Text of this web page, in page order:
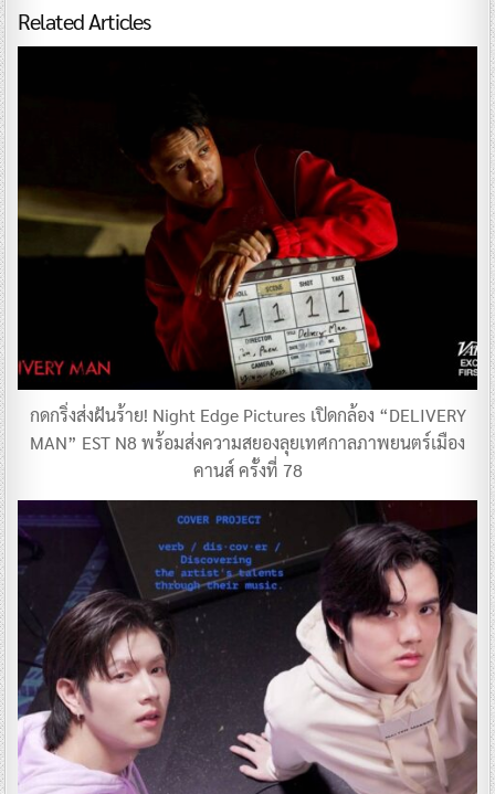
Related Articles
กดกริ่งส่งฝันร้าย! Night Edge Pictures เปิดกล้อง “DELIVERY
MAN” EST N8 พร้อมส่งความสยองลุยเทศกาลภาพยนตร์เมือง
คานส์ ครั้งที่ 78